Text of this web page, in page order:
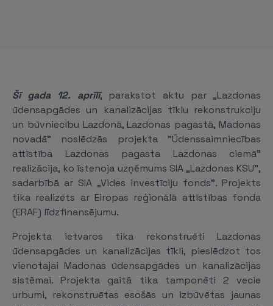
Šī gada 12. aprīlī, parakstot aktu par „Lazdonas
ūdensapgādes un kanalizācijas tīklu rekonstrukciju
un būvniecību Lazdonā, Lazdonas pagastā, Madonas
novadā” noslēdzās projekta "Ūdenssaimniecības
attīstība Lazdonas pagasta Lazdonas ciemā"
realizācija, ko īstenoja uzņēmums SIA „Lazdonas KSU”,
sadarbībā ar SIA „Vides investīciju fonds”. Projekts
tika realizēts ar Eiropas reģionālā attīstības fonda
(ERAF) līdzfinansējumu.
Projekta ietvaros tika rekonstruēti Lazdonas
ūdensapgādes un kanalizācijas tīkli, pieslēdzot tos
vienotajai Madonas ūdensapgādes un kanalizācijas
sistēmai. Projekta gaitā tika tamponēti 2 vecie
urbumi, rekonstruētas esošās un izbūvētas jaunas